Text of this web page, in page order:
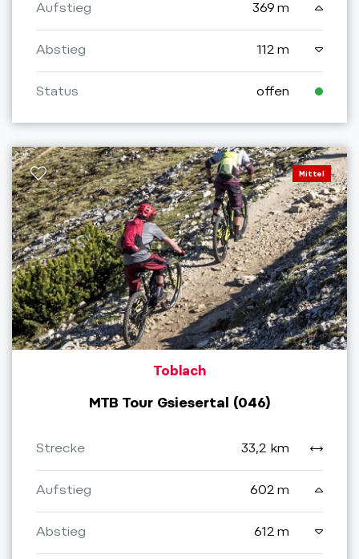
Aufstieg 369 m
Abstieg 112 m
Status offen
Mittel
Toblach
MTB Tour Gsiesertal (046)
Strecke 33,2 km
Aufstieg 602 m
Abstieg 612 m